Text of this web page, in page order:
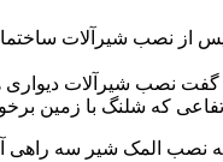
نصب شیرآلات ساختمان
گفت نصب شیرآلات
که شلنگ با زمین
نصب المک شیر سه راهی